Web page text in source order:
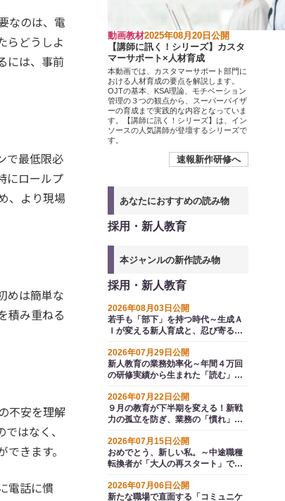
なのは、電
らどうしよ
には、事前
で最低限必
にロールプ
、より現場
めは簡単な
積み重ねる
不安を理解
はなく、
きます。
電話に慣
動画教材2025年08月20日公開
【講師に訊く！シリーズ】カスタ
マーサポート×人材育成
本動画では、カスタマーサポート部門に
おける人材育成の要点を解説します。
OJTの基本、KSA理論、モチベーション
管理の３つの観点から、スーパーバイザ
ーの育成まで実践的な内容となっていま
す。【講師に訊く！シリーズ】は、イン
ソースの人気講師が登壇するシリーズで
す。
速報新作研修へ
あなたにおすすめの読み物
採用・新人教育
本ジャンルの新作読み物
採用・新人教育
2026年08月03日公開
若手も「部下」を持つ時代～生成Ａ
Ｉが変える新人育成と、忍び寄る選
2026年07月29日公開
新人教育の業務効率化～年間４万回
の研修実績から生まれた「読む」か
2026年07月22日公開
９月の教育が下半期を変える！新戦
力の孤立を防ぎ、業務の「慣れ」か
2026年07月15日公開
おめでとう、新しい私。～中途職種
転換者が「大人の再スタート」で即
2026年07月06日公開
新たな職場で直面する「コミュニケ